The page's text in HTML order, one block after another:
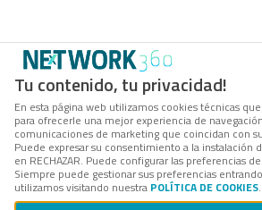
Tu contenido, tu privacidad!
En esta página web utilizamos cookies técnicas
para ofrecerle una mejor experiencia de
comunicaciones de marketing que coincidan con
Puede expresar su consentimiento a la instalación
en RECHAZAR. Puede configurar las preferencias
Siempre puede gestionar sus preferencias
utilizamos visitando nuestra POLÍTICA DE COOKIES.